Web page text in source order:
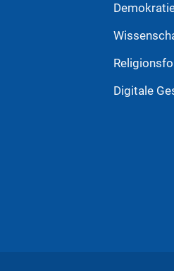
Digitale